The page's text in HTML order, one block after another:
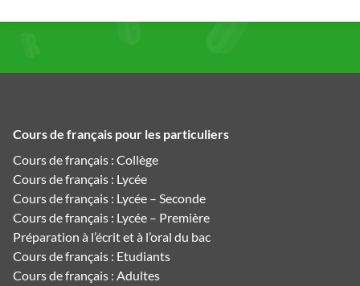
Cours de français pour les particuliers
Cours de français : Collège
Cours de français : Lycée
Cours de français : Lycée – Seconde
Cours de français : Lycée – Première
Préparation à l’écrit et à l’oral du bac
Cours de français : Etudiants
Cours de français : Adultes